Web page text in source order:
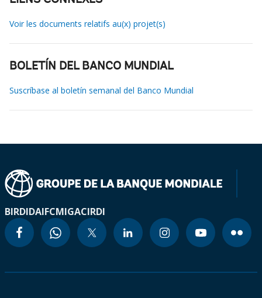
Voir les documents relatifs au(x) projet(s)
BOLETÍN DEL BANCO MUNDIAL
Suscríbase al boletín semanal del Banco Mundial
BIRDIDAIFCMIGACIRDI